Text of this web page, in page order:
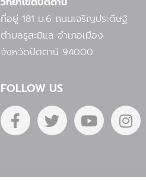
ที่อยู่ 181 ม.6 ถนนเจริญประดิษฐ์
ตำบลรูสะมิแล อำเภอเมือง
จังหวัดปัตตานี 94000
FOLLOW US
F
a
c
b
T
w
i
t
Y
o
u
u
I
n
s
a